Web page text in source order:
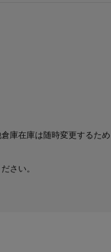
庫在庫は随時変更するた
さい。